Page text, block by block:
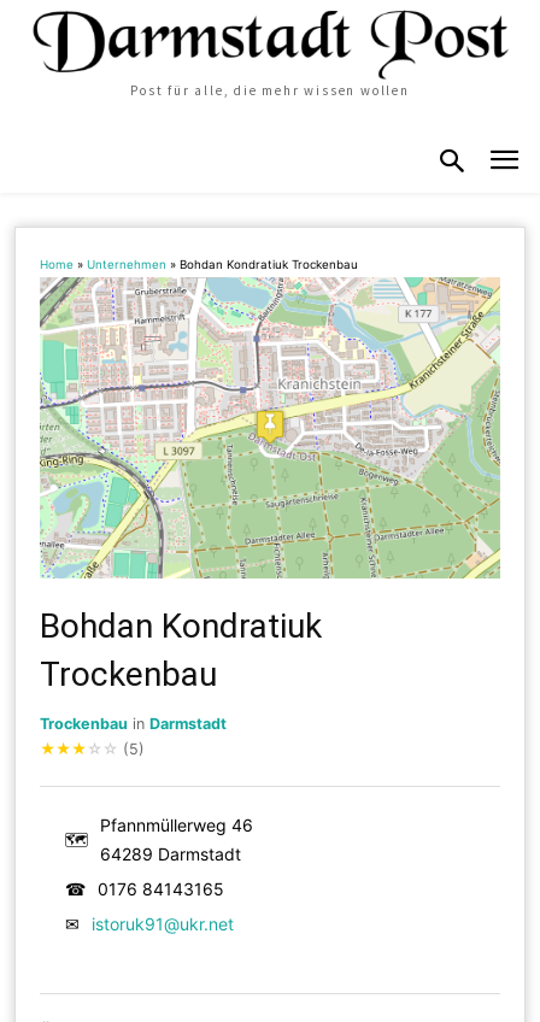
Post für alle, die mehr wissen wollen
Home »Unternehmen »Bohdan Kondratiuk Trockenbau
Bohdan Kondratiuk
Trockenbau
Trockenbau inDarmstadt
★★★ ☆ ☆ (5)
🗺
Pfannmüllerweg 46
64289 Darmstadt
☎
0176 84143165
✉
istoruk91@ukr.net